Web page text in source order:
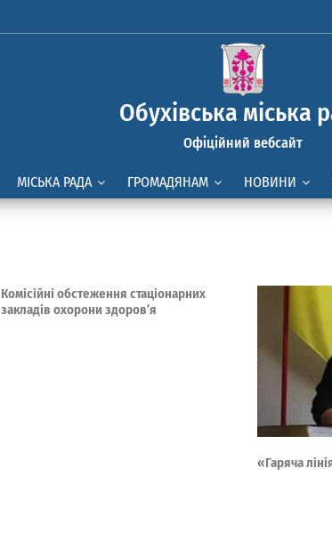
Обухівська міська
Офіційний вебсайт
МІСЬКА РАДА ГРОМАДЯНАМ НОВИНИ
Комісійні обстеження стаціонарних
закладів охорони здоров’я
«Гаряча